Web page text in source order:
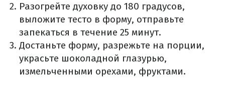
Разогрейте духовку до 180 градусов,
выложите тесто в форму, отправьте
запекаться в течение 25 минут.
Достаньте форму, разрежьте на порции,
украсьте шоколадной глазурью,
измельченными орехами, фруктами.